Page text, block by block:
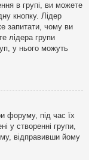
в групі, ви можете
кнопку. Лідер
запитати, чому ви
лідера групи
у нього можуть
форуму, під час їх
у створенні групи,
відправивши йому